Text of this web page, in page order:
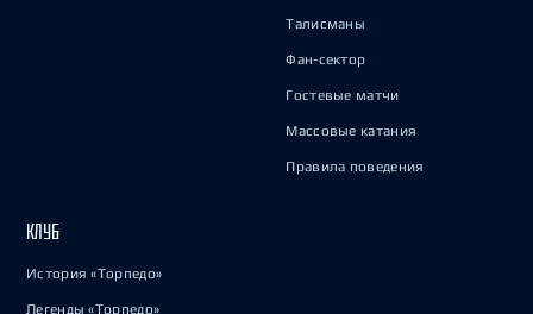
Талисманы
Фан-сектор
Гостевые матчи
Массовые катания
Правила поведения
КЛУБ
История «Торпедо»
Легенды «Торпедо»